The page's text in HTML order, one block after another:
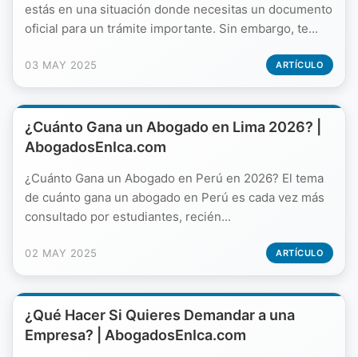
estás en una situación donde necesitas un documento
oficial para un trámite importante. Sin embargo, te...
03 MAY 2025 ARTÍCULO
¿Cuánto Gana un Abogado en Lima 2026? |
AbogadosEnIca.com
¿Cuánto Gana un Abogado en Perú en 2026? El tema
de cuánto gana un abogado en Perú es cada vez más
consultado por estudiantes, recién...
02 MAY 2025 ARTÍCULO
¿Qué Hacer Si Quieres Demandar a una
Empresa? | AbogadosEnIca.com